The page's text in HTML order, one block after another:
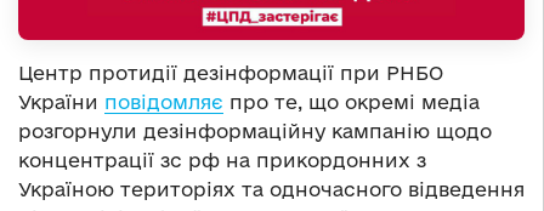
Центр протидії дезінформації при РНБО
України повідомляє про те, що окремі медіа
розгорнули дезінформаційну кампанію щодо
концентрації зс рф на прикордонних з
Україною територіях та одночасного відведення